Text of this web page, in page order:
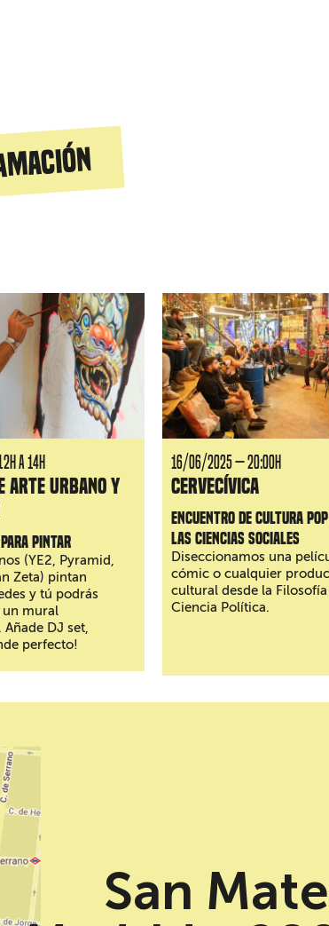
a 14H
arte urbano y
pintar
(YE2, Pyramid,
Zeta) pintan
y tú podrás
un mural
DJ set,
perfecto!
16/06/2025 — 20:00H
Cervecívica
Encuentro de cultura pop
las ciencias sociales
Diseccionamos una
cómic o cualquier
cultural desde la Filosofía
Ciencia Política.
San